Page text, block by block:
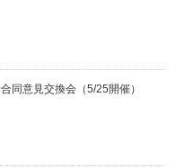
同意見交換会（5/25開催）